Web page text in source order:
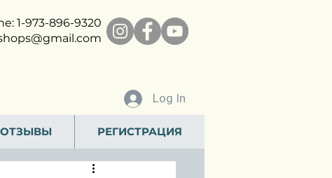
1-973-896-9320
Log In
ОТЗЫВЫ РЕГИСТРАЦИЯ